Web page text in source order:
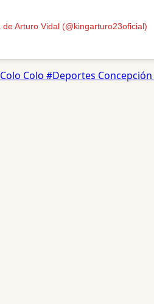
Arturo Vidal (@kingarturo23oficial)
Colo #Deportes Concepción